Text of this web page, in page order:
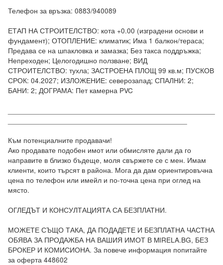
Телефон за връзка: 0883/940089
ЕТАП НА СТРОИТЕЛСТВО: кота +0.00 (изградени основи и
фундамент); ОТОПЛЕНИЕ: климатик; Има 1 балкон/тераса;
Предава се на шпакловка и замазка; Без такса поддръжка;
Непреходен; Целогодишно ползване; ВИД
СТРОИТЕЛСТВО: тухла; ЗАСТРОЕНА ПЛОЩ 99 кв.м; ПУСКОВ
СРОК: 04.2027; ИЗЛОЖЕНИЕ: северозапад; СПАЛНИ: 2;
БАНИ: 2; ДОГРАМА: Пет камерна PVC
Към потенциалните продавачи!
Ако продавате подобен имот или обмисляте дали да го
направите в близко бъдеще, моля свържете се с мен. Имам
клиенти, които търсят в района. Мога да дам ориентировъчна
цена по телефон или имейл и по-точна цена при оглед на
място.
ОГЛЕДЪТ И КОНСУЛТАЦИЯТА СА БЕЗПЛАТНИ.
МОЖЕТЕ СЪЩО ТАКА, ДА ПОДАДЕТЕ И БЕЗПЛАТНА ЧАСТНА
ОБЯВА ЗА ПРОДАЖБА НА ВАШИЯ ИМОТ В MIRELA.BG, БЕЗ
БРОКЕР И КОМИСИОНА. За повече информация попитайте
за оферта 448602